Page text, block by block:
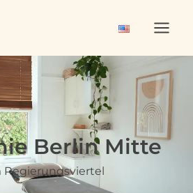
Berlin Mitte
Regierungsviertel